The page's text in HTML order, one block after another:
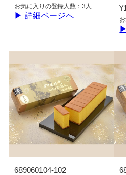
お気に入りの登録人数：3人
▶ 詳細ページへ
689060104-102